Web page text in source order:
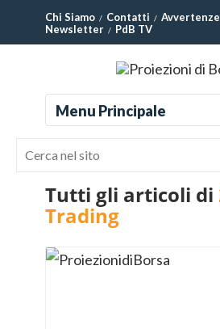
Chi Siamo Contatti Avvertenze
Newsletter
PdB TV
Tutti gli articoli di
Trading